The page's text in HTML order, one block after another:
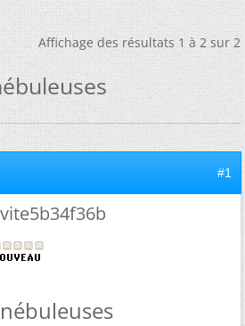
Affichage des résultats 1 à 2 sur 2
#1